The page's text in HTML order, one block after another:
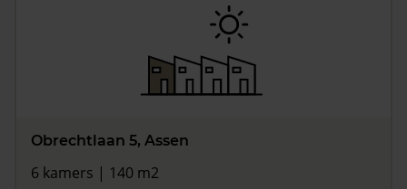
Obrechtlaan 5, Assen
6 kamers | 140 m2